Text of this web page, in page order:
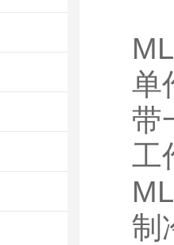
单
带
工
制